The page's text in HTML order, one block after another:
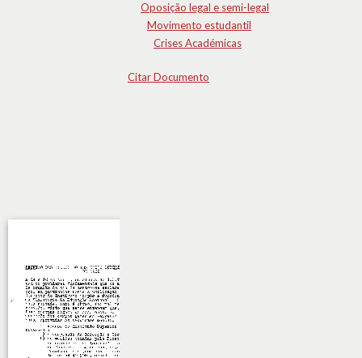
Oposição legal e semi-legal
Movimento estudantil
Crises Académicas
Citar Documento